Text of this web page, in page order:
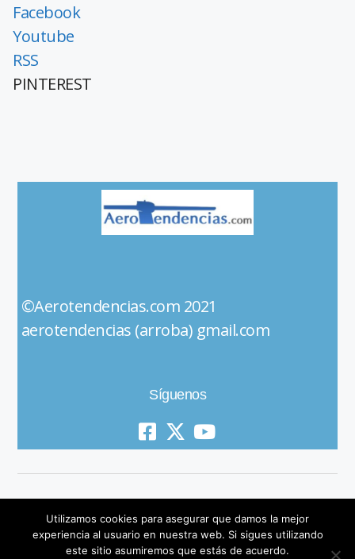
Facebook
Youtube
RSS
PINTEREST
©Aerotendencias.com 2021
aerotendencias (arroba) gmail.com
Síguenos
© 2019 All Rights Reserved
Utilizamos cookies para asegurar que damos la mejor
experiencia al usuario en nuestra web. Si sigues utilizando
este sitio asumiremos que estás de acuerdo.